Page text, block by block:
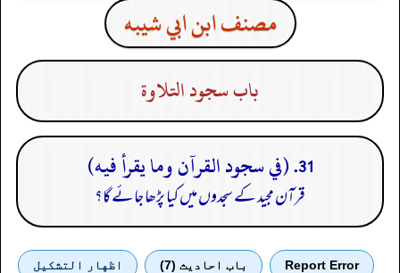
مصنف ابن ابي شيبه
باب سجود التلاوة
31. (في سجود القرآن وما يقرأ فيه)
قرآن مجید کے سجدوں میں کیا پڑھا جائے گا؟
Report Error باب احادیث (7) اظهار التشكيل